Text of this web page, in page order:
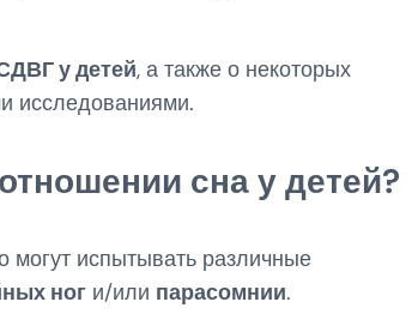
у детей, а также о некоторых
исследованиями.
сна у детей?
могут испытывать различные
ног и/или парасомнии.